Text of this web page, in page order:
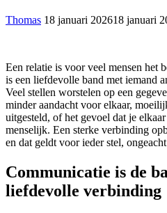
Thomas 18 januari 202618 januari
Een relatie is voor veel mensen het
is een liefdevolle band met iemand
Veel stellen worstelen op een
minder aandacht voor elkaar,
uitgesteld, of het gevoel dat je
menselijk. Een sterke verbinding
en dat geldt voor ieder stel,
Communicatie is de
liefdevolle verbinding